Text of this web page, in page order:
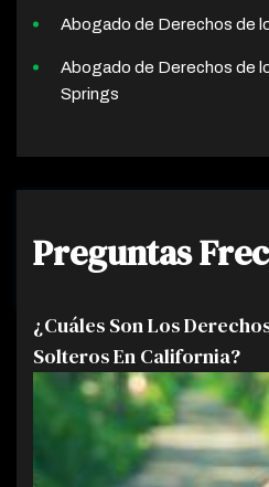
Abogado de Derechos de
Abogado de Derechos de
Springs
Preguntas
¿Cuáles Son Los
Solteros En California?